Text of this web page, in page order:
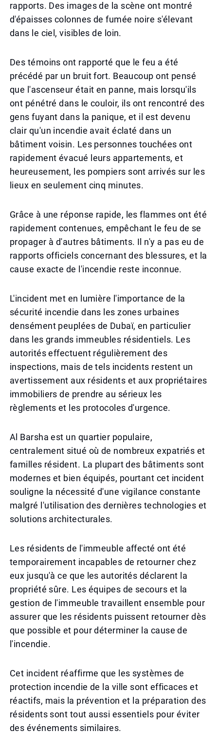
rapports. Des images de la scène ont montré
d'épaisses colonnes de fumée noire s'élevant
dans le ciel, visibles de loin.
Des témoins ont rapporté que le feu a été
précédé par un bruit fort. Beaucoup ont pensé
que l'ascenseur était en panne, mais lorsqu'ils
ont pénétré dans le couloir, ils ont rencontré des
gens fuyant dans la panique, et il est devenu
clair qu'un incendie avait éclaté dans un
bâtiment voisin. Les personnes touchées ont
rapidement évacué leurs appartements, et
heureusement, les pompiers sont arrivés sur les
lieux en seulement cinq minutes.
Grâce à une réponse rapide, les flammes ont été
rapidement contenues, empêchant le feu de se
propager à d'autres bâtiments. Il n'y a pas eu de
rapports officiels concernant des blessures, et la
cause exacte de l'incendie reste inconnue.
L'incident met en lumière l'importance de la
sécurité incendie dans les zones urbaines
densément peuplées de Dubaï, en particulier
dans les grands immeubles résidentiels. Les
autorités effectuent régulièrement des
inspections, mais de tels incidents restent un
avertissement aux résidents et aux propriétaires
immobiliers de prendre au sérieux les
règlements et les protocoles d'urgence.
Al Barsha est un quartier populaire,
centralement situé où de nombreux expatriés et
familles résident. La plupart des bâtiments sont
modernes et bien équipés, pourtant cet incident
souligne la nécessité d'une vigilance constante
malgré l'utilisation des dernières technologies et
solutions architecturales.
Les résidents de l'immeuble affecté ont été
temporairement incapables de retourner chez
eux jusqu'à ce que les autorités déclarent la
propriété sûre. Les équipes de secours et la
gestion de l'immeuble travaillent ensemble pour
assurer que les résidents puissent retourner dès
que possible et pour déterminer la cause de
l'incendie.
Cet incident réaffirme que les systèmes de
protection incendie de la ville sont efficaces et
réactifs, mais la prévention et la préparation des
résidents sont tout aussi essentiels pour éviter
des événements similaires.